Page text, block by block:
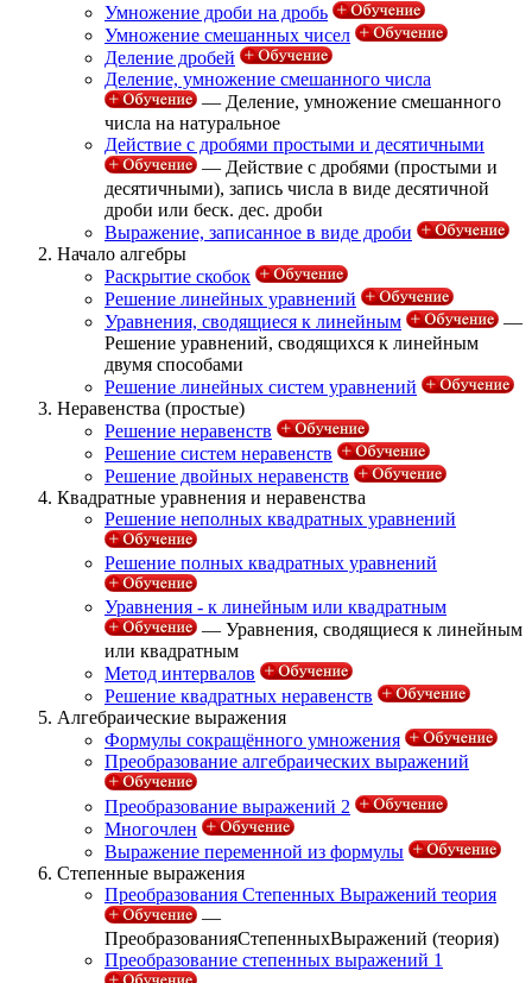
Умножение дроби на дробь
Умножение смешанных чисел
Деление дробей
Деление, умножение смешанного числа
— Деление, умножение смешанного
числа на натуральное
Действие с дробями простыми и десятичными
— Действие с дробями (простыми и
десятичными), запись числа в виде десятичной
дроби или беск. дес. дроби
Выражение, записанное в виде дроби
Начало алгебры
Раскрытие скобок
Решение линейных уравнений
Уравнения, сводящиеся к линейным
—
Решение уравнений, сводящихся к линейным
двумя способами
Решение линейных систем уравнений
Неравенства (простые)
Решение неравенств
Решение систем неравенств
Решение двойных неравенств
Квадратные уравнения и неравенства
Решение неполных квадратных уравнений
Решение полных квадратных уравнений
Уравнения - к линейным или квадратным
— Уравнения, сводящиеся к линейным
или квадратным
Метод интервалов
Решение квадратных неравенств
Алгебраические выражения
Формулы сокращённого умножения
Преобразование алгебраических выражений
Преобразование выражений 2
Многочлен
Выражение переменной из формулы
Степенные выражения
Преобразования Степенных Выражений теория
—
ПреобразованияСтепенныхВыражений (теория)
Преобразование степенных выражений 1